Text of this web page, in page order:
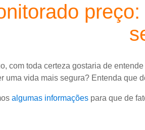
com toda certeza gostaria de
uma vida mais segura? Entenda que
algumas informações para que de